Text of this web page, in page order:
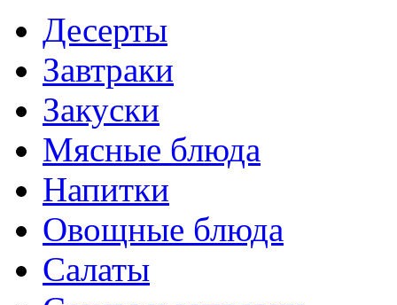
Десерты
Завтраки
Закуски
Мясные блюда
Напитки
Овощные блюда
Салаты